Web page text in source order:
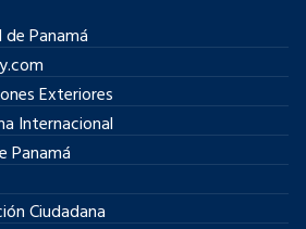
Panamá
Exteriores
Internacional
Panamá
Ciudadana